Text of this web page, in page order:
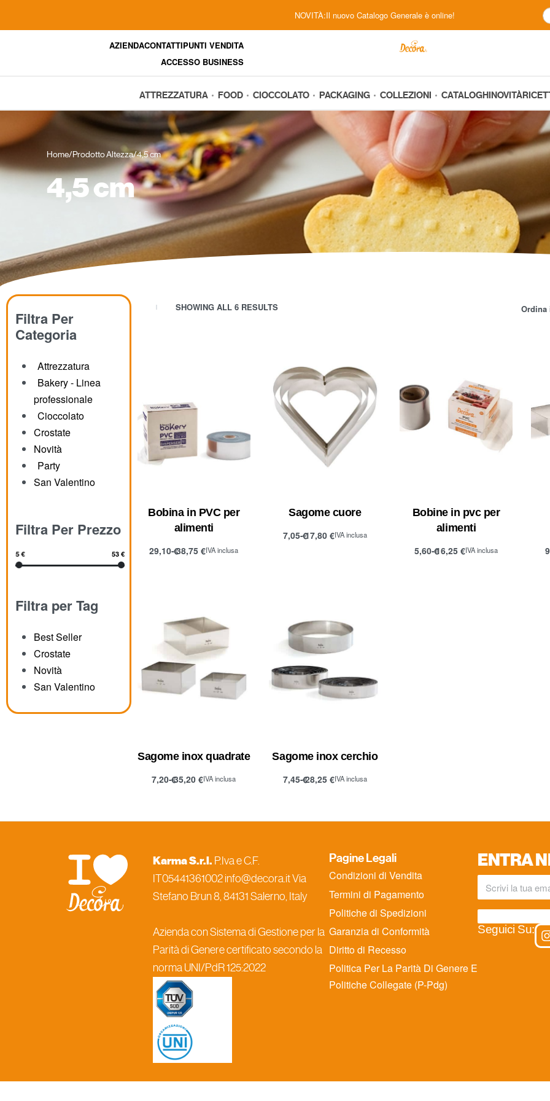
NOVITÀ:Il nuovo Catalogo Generale è online!
AZIENDACONTATTIPUNTI VENDITA
ACCESSO BUSINESS
ATTREZZATURA FOOD CIOCCOLATO PACKAGING COLLEZIONI CATALOGHI NOVITÀ
Home/Prodotto Altezza/4,5 cm
4,5 cm
Filtra Per
Categoria
Attrezzatura
Bakery - Linea
professionale
Cioccolato
Crostate
Novità
Party
San Valentino
Filtra Per Prezzo
5 € 53 €
Filtra per Tag
Best Seller
Crostate
Novità
San Valentino
SHOWING ALL 6 RESULTS Ordina
Bobina in PVC per
alimenti
29,10€38,75€IVA inclusa
Sagome cuore
7,05€17,80 €IVA inclusa
Bobine in pvc per
alimenti
5,60€16,25€IVA inclusa
Sagome inox quadrate
7,20€35,20€IVA inclusa
Sagome inox cerchio
7,45€28,25 €IVA inclusa
Karma S.r.l. P.Iva e C.F.
IT05441361002 info@decora.it Via
Stefano Brun 8, 84131 Salerno, Italy
Azienda con Sistema di Gestione per la
Parità di Genere certificato secondo la
norma UNI/PdR 125:2022
Pagine Legali
Condizioni di Vendita
Termini di Pagamento
Politiche di Spedizioni
Garanzia di Conformità
Diritto di Recesso
Politica Per La Parità Di Genere E
Politiche Collegate (P-Pdg)
ENTRA
Seguici Su: